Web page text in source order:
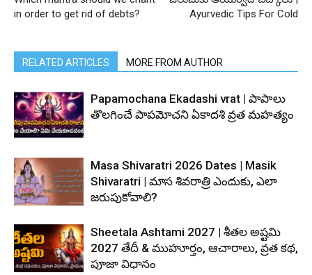
in order to get rid of debts?
Ayurvedic Tips For Cold
RELATED ARTICLES MORE FROM AUTHOR
Papamochana Ekadashi vrat | పాపాలు
తొలగించే పాపమోచని ఏకాదశి వ్రత మహత్యం
Masa Shivaratri 2026 Dates | Masik
Shivaratri | మాస శివరాత్రి ఎందుకు, ఎలా
జరుపుకోవాలి?
Sheetala Ashtami 2027 | శీతల అష్టమి
2027 తేదీ & ముహూర్తం, ఆచారాలు, వ్రత కథ,
పూజా విధానం